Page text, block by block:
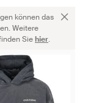
können das
Weitere
Siehier.